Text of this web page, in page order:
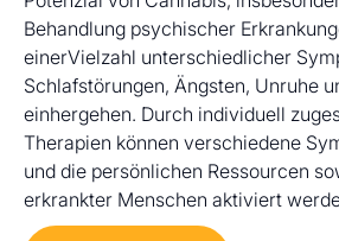
Behandlung psychischer
einerVielzahl unterschiedlicher
Schlafstörungen, Ängsten, Unruhe
einhergehen. Durch individuell
Therapien können verschiedene
und die persönlichen Ressourcen
erkrankter Menschen aktiviert